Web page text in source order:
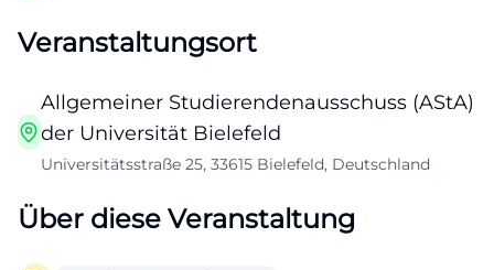
Veranstaltungsort
Allgemeiner Studierendenausschuss (AStA)
der Universität Bielefeld
Universitätsstraße 25, 33615 Bielefeld, Deutschland
Über diese Veranstaltung